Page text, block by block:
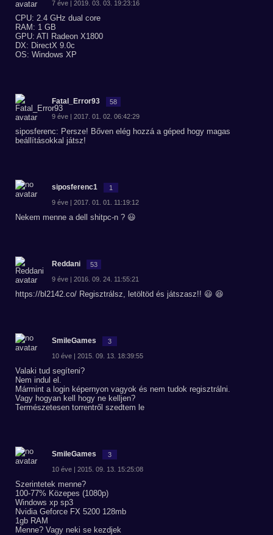
7 éve | 2019. 03. 03. 19:23:16
CPU: 2.4 GHz dual core
RAM: 1 GB
GPU: ATI Radeon X1800
DX: DirectX 9.0c
OS: Windows XP
Fatal_Error93 58
9 éve | 2017. 01. 02. 06:42:29
siposferenc: Persze! Bőven elég hozzá a géped hogy magas
beállításokkal játsz!
siposferenc1 1
9 éve | 2017. 01. 01. 11:19:12
Nekem menne a dell shitpc-n ? 😃
Reddani 53
9 éve | 2016. 09. 24. 11:55:21
https://bl2142.co/ Regisztrálsz, letöltöd és játszasz!! 😃 😆
SmileGames 3
10 éve | 2015. 09. 13. 18:39:55
Valaki tud segíteni?
Nem indul el.
Mármint a login képernyon vagyok és nem tudok regisztrálni.
Vagy hogyan kell hogy ne kelljen?
Természetesen torrentről szedtem le
SmileGames 3
10 éve | 2015. 09. 13. 15:25:08
Szerintetek menne?
100-77% Közepes (1080p)
Windows xp sp3
Nvidia Geforce FX 5200 128mb
1gb RAM
Menne? Vagy neki se kezdjek